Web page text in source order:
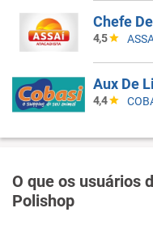
Chefe
4,5
Aux De
4,4
O que os usuários
Polishop